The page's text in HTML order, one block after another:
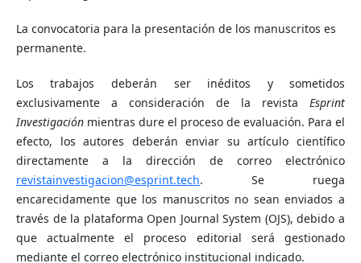
La convocatoria para la presentación de los manuscritos es
permanente.
Los trabajos deberán ser inéditos y sometidos
exclusivamente a consideración de la revistaEsprint
Investigaciónmientras dure el proceso de evaluación. Para el
efecto, los autores deberán enviar su artículo científico
directamente a la dirección de correo electrónico
revistainvestigacion@esprint.tech. Se ruega
encarecidamente que los manuscritos no sean enviados a
través de la plataforma Open Journal System (OJS), debido a
que actualmente el proceso editorial será gestionado
mediante el correo electrónico institucional indicado.